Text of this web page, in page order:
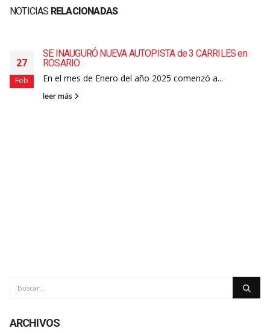
NOTICIAS RELACIONADAS
27
Feb
SE INAUGURÓ NUEVA AUTOPISTA de 3 CARRILES en
ROSARIO
En el mes de Enero del año 2025 comenzó a...
leer más
ARCHIVOS